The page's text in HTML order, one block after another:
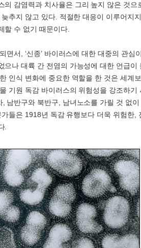
감염력과 치사율은 그리 높지 않은 것으
추지 않고 있다. 적절한 대응이 이루어지
할 수 없기 때문이다.
면서, ‘신종’ 바이러스에 대한 대중의 관심
으나 대륙 간 전염의 가능성에 대한 언급이
인식 변화에 중요한 역할을 한 것은 세계
기원 독감 바이러스의 위험성을 강조하기
남반구와 북반구, 남녀노소를 가릴 것 없
들은 1918년 독감 유행보다 더욱 위험한,
.